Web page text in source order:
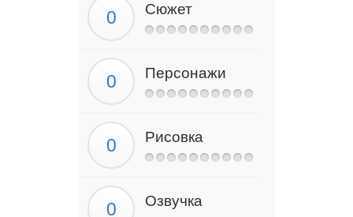
Сюжет
Персонажи
Рисовка
Озвучка